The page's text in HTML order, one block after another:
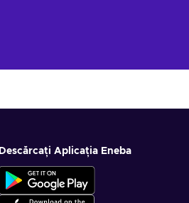
Descărcați Aplicația Eneba